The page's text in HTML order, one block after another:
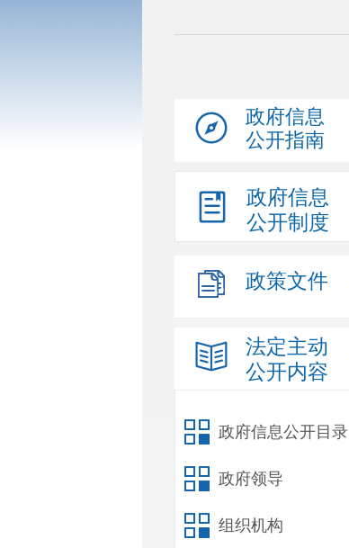
政府信息
公开指南
政府信息
公开制度
政策文件
法定主动
公开内容
政府信息公开目录
政府领导
组织机构